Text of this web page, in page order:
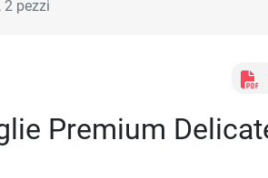
2 pezzi
Premium